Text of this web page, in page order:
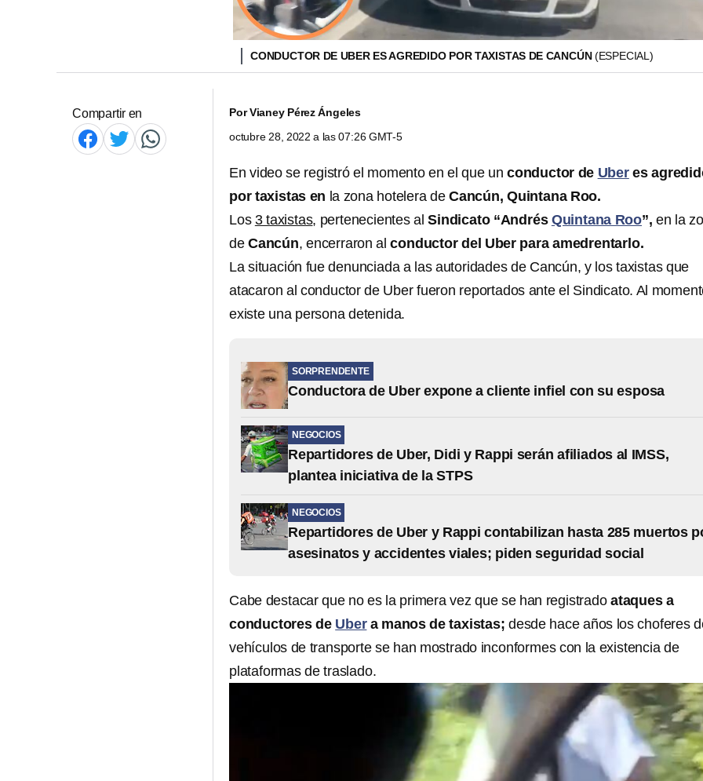
CONDUCTOR DE UBER ES AGREDIDO POR TAXISTAS DE CANCÚN(ESPECIAL)
Compartir en PorVianey Pérez Ángeles
octubre 28, 2022 a las 07:26 GMT-5
En video se registró el momento en el que un conductor de Uberes
por taxistas en la zona hotelera deCancún, Quintana Roo.
Los 3 taxistas, pertenecientes alSindicato “Andrés Quintana Roo”, en la
de Cancún, encerraron al conductor del Uber para amedrentarlo.
La situación fue denunciada a las autoridades de Cancún, y los taxistas que
atacaron al conductor de Uber fueron reportados ante el Sindicato. Al
existe una persona detenida.
SORPRENDENTE
Conductora de Uber expone a cliente infiel con su esposa
NEGOCIOS
Repartidores de Uber, Didi y Rappi serán afiliados al IMSS,
plantea iniciativa de la STPS
NEGOCIOS
Repartidores de Uber y Rappi contabilizan hasta 285 muertos
asesinatos y accidentes viales; piden seguridad social
Cabe destacar que no es la primera vez que se han registrado ataques a
conductores de Ubera manos de taxistas;desde hace años los choferes
vehículos de transporte se han mostrado inconformes con la existencia de
plataformas de traslado.